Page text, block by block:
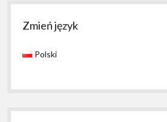
Sidebar
Zmień język
Polski